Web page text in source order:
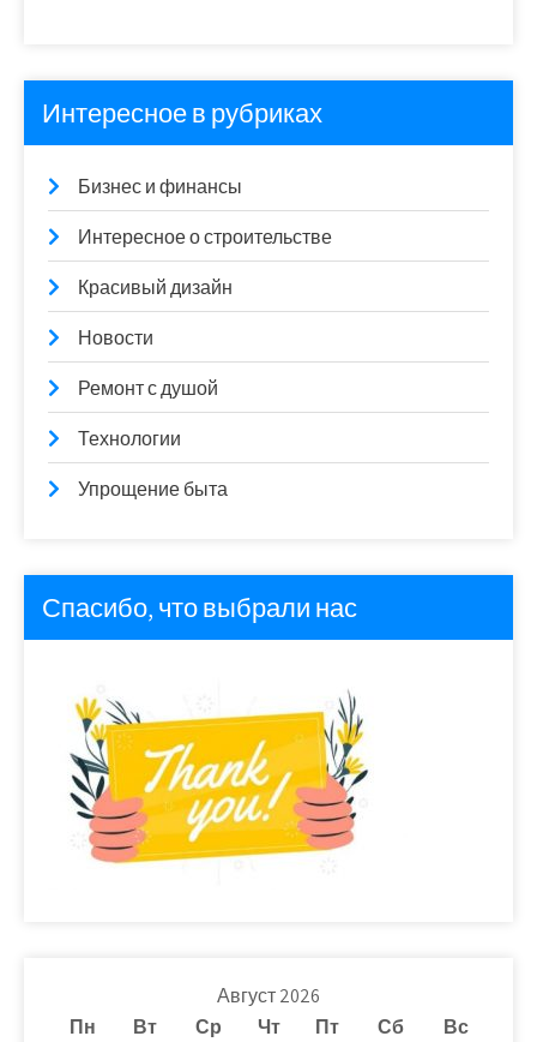
Интересное в рубриках
Бизнес и финансы
Интересное о строительстве
Красивый дизайн
Новости
Ремонт с душой
Технологии
Упрощение быта
Спасибо, что выбрали нас
Август 2026
Пн
Вт Ср Чт Пт Сб
Вс